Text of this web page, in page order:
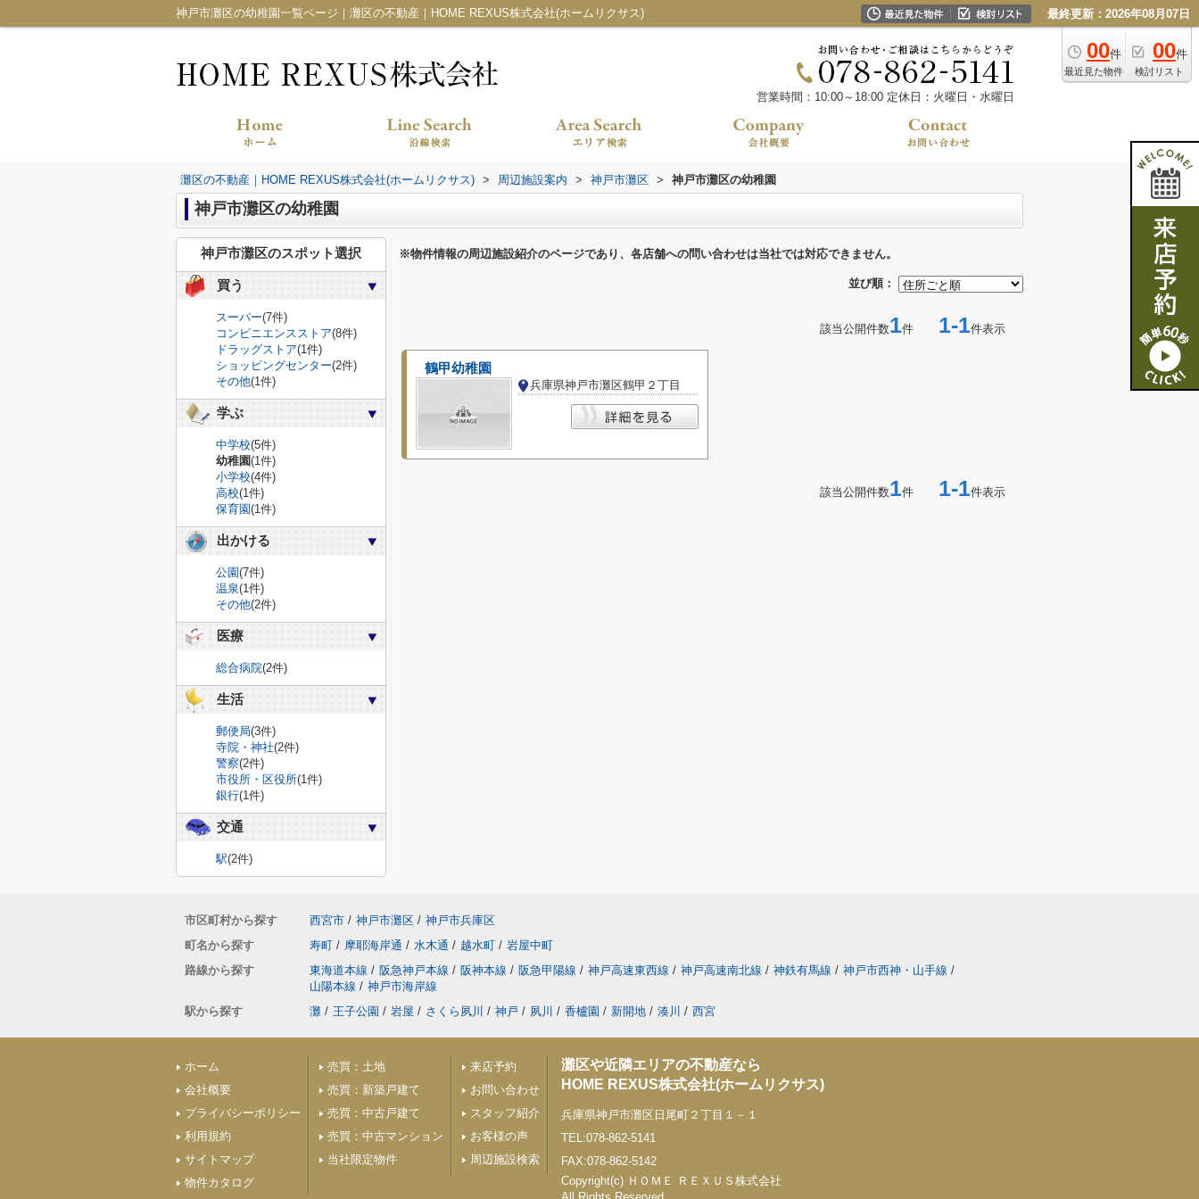
神戸市灘区の幼稚園一覧ページ｜灘区の不動産｜HOME REXUS株式会社(ホームリクサス) 最終更新：2026年08月07日
00件
最近見た物件
00件
検討リスト
営業時間：10:00～18:00 定休日：火曜日・水曜日
灘区の不動産｜HOME REXUS株式会社(ホームリクサス) > 周辺施設案内 > 神戸市灘区 > 神戸市灘区の幼稚園
神戸市灘区の幼稚園
※物件情報の周辺施設紹介のページであり、各店舗への問い合わせは当社では対応できません。
並び順：
該当公開件数1件 1-1件表示
鶴甲幼稚園
兵庫県神戸市灘区鶴甲２丁目
該当公開件数1件 1-1件表示
神戸市灘区のスポット選択
買う
スーパー(7件)
コンビニエンスストア(8件)
ドラッグストア(1件)
ショッピングセンター(2件)
その他(1件)
学ぶ
中学校(5件)
幼稚園(1件)
小学校(4件)
高校(1件)
保育園(1件)
出かける
公園(7件)
温泉(1件)
その他(2件)
医療
総合病院(2件)
生活
郵便局(3件)
寺院・神社(2件)
警察(2件)
市役所・区役所(1件)
銀行(1件)
交通
駅(2件)
市区町村から探す 西宮市 / 神戸市灘区 / 神戸市兵庫区
町名から探す
寿町 / 摩耶海岸通 / 水木通 / 越水町 / 岩屋中町
路線から探す
東海道本線 / 阪急神戸本線 / 阪神本線 / 阪急甲陽線 / 神戸高速東西線 / 神戸高速南北線 / 神鉄有馬線 / 神戸市西神・山手線 /
山陽本線 / 神戸市海岸線
駅から探す
灘 / 王子公園 / 岩屋 / さくら夙川 / 神戸 / 夙川 / 香櫨園 / 新開地 / 湊川 / 西宮
ホーム
会社概要
プライバシーポリシー
利用規約
サイトマップ
物件カタログ
売買：土地
売買：新築戸建て
売買：中古戸建て
売買：中古マンション
当社限定物件
来店予約
お問い合わせ
スタッフ紹介
お客様の声
周辺施設検索
灘区や近隣エリアの不動産なら
HOME REXUS株式会社(ホームリクサス)
兵庫県神戸市灘区日尾町２丁目１－１
TEL:078-862-5141
FAX:078-862-5142
Copyright(c) ＨＯＭＥ ＲＥＸＵＳ株式会社